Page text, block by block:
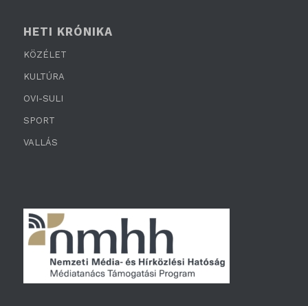
HETI KRÓNIKA
KÖZÉLET
KULTÚRA
OVI-SULI
SPORT
VALLÁS